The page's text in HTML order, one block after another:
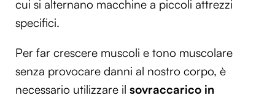
cui si alternano macchine a piccoli attrezzi
specifici.
Per far crescere muscoli e tono muscolare
senza provocare danni al nostro corpo, è
necessario utilizzare il sovraccarico in